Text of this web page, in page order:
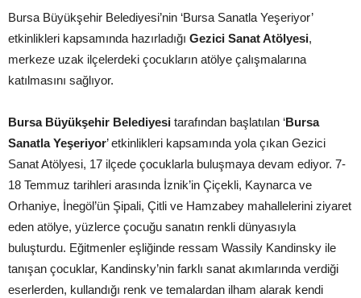
Bursa Büyükşehir Belediyesi’nin ‘Bursa Sanatla Yeşeriyor’
etkinlikleri kapsamında hazırladığı Gezici Sanat Atölyesi,
merkeze uzak ilçelerdeki çocukların atölye çalışmalarına
katılmasını sağlıyor.
Bursa Büyükşehir Belediyesi tarafından başlatılan ‘Bursa
Sanatla Yeşeriyor’ etkinlikleri kapsamında yola çıkan Gezici
Sanat Atölyesi, 17 ilçede çocuklarla buluşmaya devam ediyor. 7-
18 Temmuz tarihleri arasında İznik’in Çiçekli, Kaynarca ve
Orhaniye, İnegöl’ün Şipali, Çitli ve Hamzabey mahallelerini ziyaret
eden atölye, yüzlerce çocuğu sanatın renkli dünyasıyla
buluşturdu. Eğitmenler eşliğinde ressam Wassily Kandinsky ile
tanışan çocuklar, Kandinsky’nin farklı sanat akımlarında verdiği
eserlerden, kullandığı renk ve temalardan ilham alarak kendi